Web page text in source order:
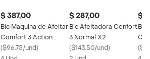
$ 387,00
Bic Maquina de Afeitar
Comfort 3 Action
Sensible
($96.75/und)
$ 287,00
Bic Afeitadora Confort
3 Normal X2
($143.50/und)
$
Bic
(